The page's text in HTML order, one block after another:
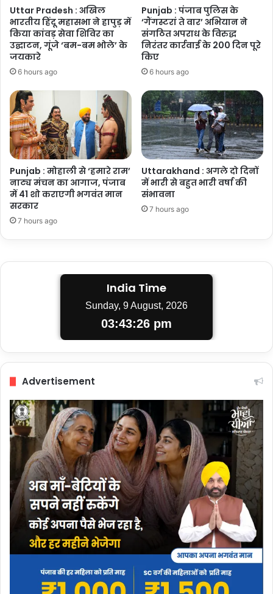
Uttar Pradesh : अखिल
भारतीय हिंदू महासभा ने हापुड़ में
किया कांवड़ सेवा शिविर का
उद्घाटन, गूंजे ‘बम-बम भोले’ के
जयकारे
6 hours ago
Punjab : पंजाब पुलिस के
‘गैंगस्टरां ते वार’ अभियान ने
संगठित अपराध के विरुद्ध
निरंतर कार्रवाई के 200 दिन पूरे
किए
6 hours ago
Punjab : मोहाली से ‘हमारे राम’
नाट्य मंचन का आगाज, पंजाब
में 41 शो कराएगी भगवंत मान
सरकार
7 hours ago
Uttarakhand : अगले दो दिनों
में भारी से बहुत भारी वर्षा की
संभावना
7 hours ago
India Time
Sunday, 9 August, 2026
03:43:27 pm
Advertisement